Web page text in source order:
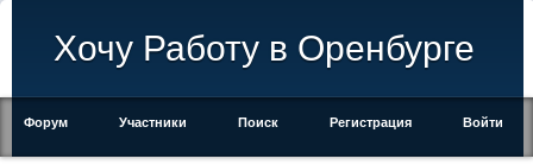
Хочу Работу в Оренбурге
Форум Участники Поиск Регистрация Войти